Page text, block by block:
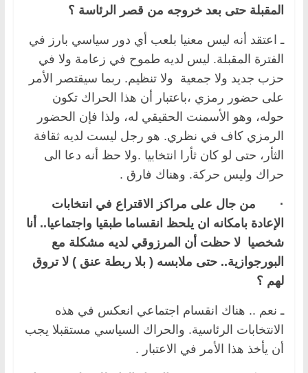
المقبلة حتى بعد خروجه من قصر الرئاسة ؟
ـ اعتقد أنه ليس معنيا بلعب أي دور سياسي بارز في
الفترة المقبلة. ليس لديه طموح في زعامة ولا في
حزب جديد ولا جمعية ولا تنظيم. ربما سيقتصر الأمر
على حضور رمزي ،باعتبار أن هذا الحراك تكون
حوله، وهو الأسمنت الحقيقي له، ولذا فإن الحضور
الرمزي كاف في نظري. هو رجل ليست لديه ثقافة
الثأر، حتى لو كان ثأرا انتخابيا .ولا حظ أنه دعا الى
حراك وليس حركة. وهناك فارق .
· من جال على مراكز الاقتراع في انتخابات
الإعادة بامكانه ان يلحظ انقساما طبقيا واجتماعيا.. أنا
شخصيا لا حظت أن المرزوقي لديه مشكلة مع
البورجوازية.. حتى ملابسه ( بلا ربطة عنق ) لا تروق
لهم ؟
ـ نعم .. هناك انقسام اجتماعي انعكس في هذه
الانتخابات الرئاسية. والحراك السياسي مستقبلا يجب
أن يأخذ هذا الأمر في الاعتبار .